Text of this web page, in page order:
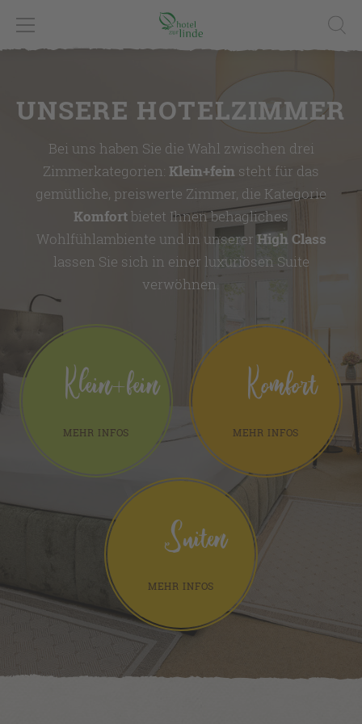
UNSERE HOTELZIMMER
Bei uns haben Sie die Wahl zwischen drei
Zimmerkategorien: Klein+fein steht für das
gemütliche, preiswerte Zimmer, die Kategorie
Komfortbietet Ihnen behagliches
Wohlfühlambiente und in unsererHigh Class
lassen Sie sich in einer luxuriösen Suite
verwöhnen.
Klein+fein
MEHR INFOS
Komfort
MEHR INFOS
Suiten
MEHR INFOS